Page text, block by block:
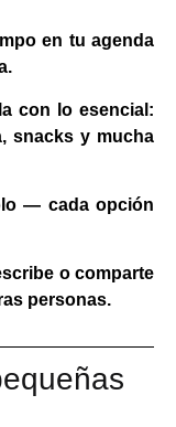
en tu agenda
con lo esencial:
snacks y mucha
— cada opción
o comparte
personas.